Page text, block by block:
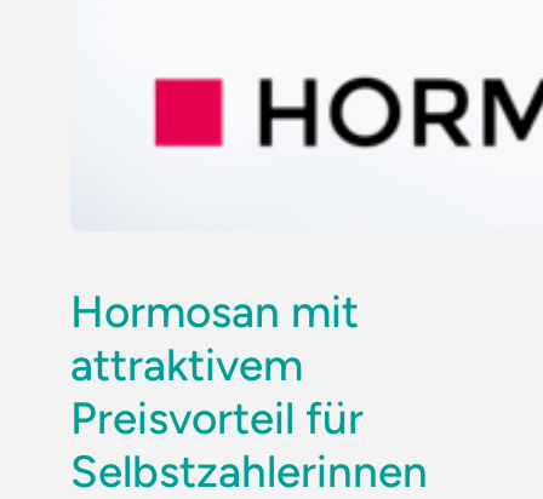
Hormosan mit
attraktivem
Preisvorteil für
Selbstzahlerinnen